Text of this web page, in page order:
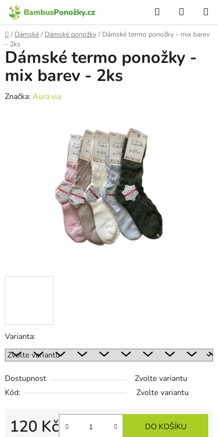
Přejít
obsah
Hledat
KOŠÍK
Domů
/ Dámské / Dámské ponožky / Dámské termo ponožky - mix barev
- 2ks
Varianta:
Dostupnost
Zvolte variantu
Kód:
Zvolte variantu
120 Kč DO KOŠÍKU
Dámské termo ponožky -
mix barev - 2ks
Značka: Aura.via